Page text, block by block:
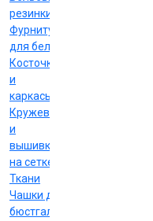
резинки
Фурнитура
для белья
Косточки
и
каркасы
Кружево
и
вышивка
на сетке
Ткани
Чашки для
бюстгальтеров